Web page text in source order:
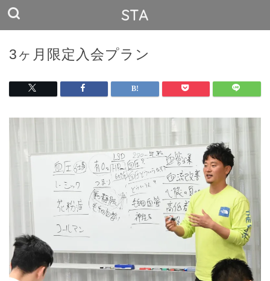
STA
3ヶ月限定入会プラン